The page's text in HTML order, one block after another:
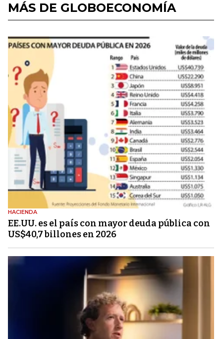
MÁS DE GLOBOECONOMÍA
HACIENDA
EE.UU. es el país con mayor deuda pública con
US$40,7 billones en 2026